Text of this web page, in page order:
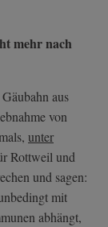
mehr nach
aus
von
unter
Rottweil und
und sagen:
mit
abhängt,